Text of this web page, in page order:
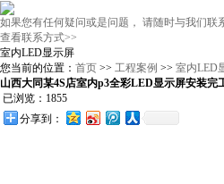
如果您有任何疑问或是问题， 请随时与我们联
查看联系方式>>
室内LED显示屏
您当前的位置： 首页 >> 工程案例 >> 室内LED
山西大同某4S店室内p3全彩LED显示屏安装完
已浏览：1855
分享到：